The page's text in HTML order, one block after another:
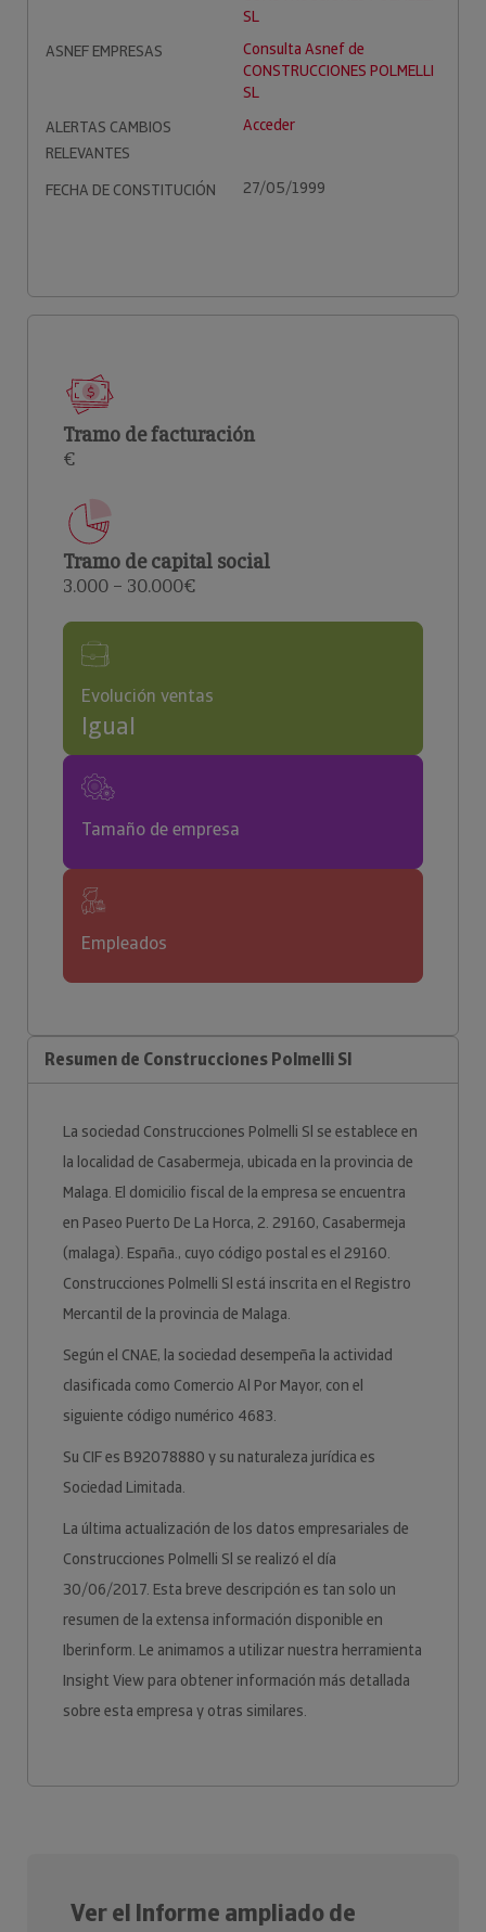
SL
ASNEF EMPRESAS
Consulta Asnef de
CONSTRUCCIONES POLMELLI
SL
ALERTAS CAMBIOS
RELEVANTES
Acceder
FECHA DE CONSTITUCIÓN 27/05/1999
Tramo de facturación
€
Tramo de capital social
3.000 – 30.000€
Evolución ventas
Igual
Tamaño de empresa
Empleados
Resumen de Construcciones Polmelli Sl
La sociedad Construcciones Polmelli Sl se establece en
la localidad de Casabermeja, ubicada en la provincia de
Malaga. El domicilio fiscal de la empresa se encuentra
en Paseo Puerto De La Horca, 2. 29160, Casabermeja
(malaga). España., cuyo código postal es el 29160.
Construcciones Polmelli Sl está inscrita en el Registro
Mercantil de la provincia de Malaga.
Según el CNAE, la sociedad desempeña la actividad
clasificada como Comercio Al Por Mayor, con el
siguiente código numérico 4683.
Su CIF es B92078880 y su naturaleza jurídica es
Sociedad Limitada.
La última actualización de los datos empresariales de
Construcciones Polmelli Sl se realizó el día
30/06/2017. Esta breve descripción es tan solo un
resumen de la extensa información disponible en
Iberinform. Le animamos a utilizar nuestra herramienta
Insight View para obtener información más detallada
sobre esta empresa y otras similares.
Ver el Informe ampliado de